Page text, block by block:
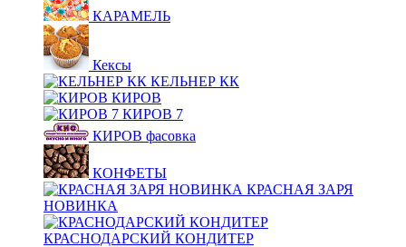
КАРАМЕЛЬ
Кексы
КЕЛЬНЕР КК
КИРОВ
КИРОВ 7
КИРОВ фасовка
КОНФЕТЫ
КРАСНАЯ ЗАРЯ
НОВИНКА
КРАСНОДАРСКИЙ КОНДИТЕР